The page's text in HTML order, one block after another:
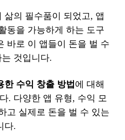
삶의 필수품이 되었고, 앱
동을 가능하게 하는 도구
바로 이 앱들이 돈을 벌 수
것입니다.
한 수익 창출 방법 에 대해
. 다양한 앱 유형, 수익 모
고 실제로 돈을 벌 수 있는
다.